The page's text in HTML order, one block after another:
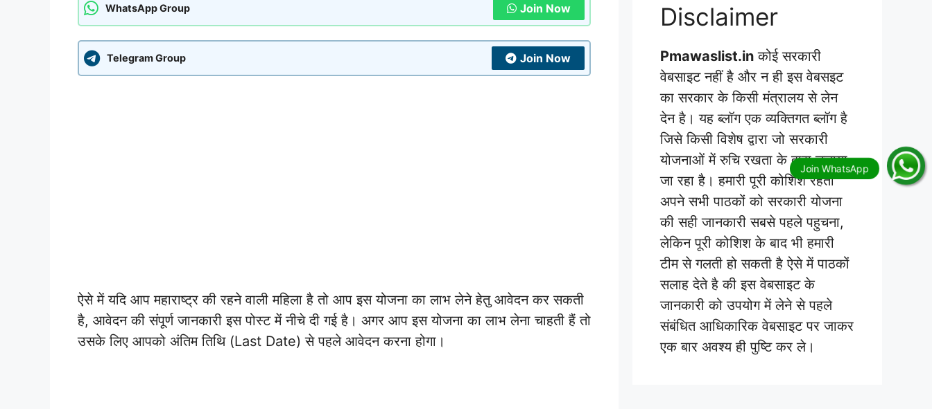
WhatsApp Group Join Now
Telegram Group Join Now
ऐसे में यदि आप महाराष्ट्र की रहने वाली महिला है तो आप इस योजना का लाभ लेने हेतु आवेदन कर सकती
है, आवेदन की संपूर्ण जानकारी इस पोस्ट में नीचे दी गई है। अगर आप इस योजना का लाभ लेना चाहती हैं तो
उसके लिए आपको अंतिम तिथि (Last Date) से पहले आवेदन करना होगा।
Disclaimer
Pmawaslist.in कोई सरकारी
वेबसाइट नहीं है और न ही इस वेबसइट
का सरकार के किसी मंत्रालय से लेन
देन है। यह ब्लॉग एक व्यक्तिगत ब्लॉग है
जिसे किसी विशेष द्वारा जो सरकारी
योजनाओं में रुचि रखता के द्वारा चलाया
जा रहा है। हमारी पूरी कोशिश रहती
अपने सभी पाठकों को सरकारी योजना
की सही जानकारी सबसे पहले पहुचना,
लेकिन पूरी कोशिश के बाद भी हमारी
टीम से गलती हो सकती है ऐसे में पाठकों
सलाह देते है की इस वेबसाइट के
जानकारी को उपयोग में लेने से पहले
संबंधित आधिकारिक वेबसाइट पर जाकर
एक बार अवश्य ही पुष्टि कर ले।